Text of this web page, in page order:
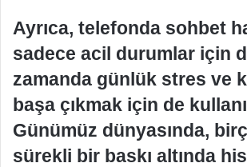
Ayrıca, telefonda sohbet
sadece acil durumlar için
zamanda günlük stres ve
başa çıkmak için de
Günümüz dünyasında,
sürekli bir baskı altında